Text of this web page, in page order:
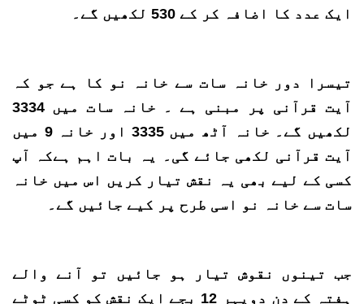
ایک عدد کا اضافہ کر کے 530 لکھیں گے۔
تیسرا دور خانہ سات سے خانہ نو کا ہے جو کہ
آیت قرآنی پر مبنی ہے ۔ خانہ سات میں 3334
لکھیں گے۔ خانہ آٹھ میں 3335 اور خانہ 9 میں
آیت قرآنی لکھی جائے گی۔ یہ بات اہم ہےکہ آپ
کسی کے لیے بھی یہ نقش تیار کریں اس میں خانہ
سات سے خانہ نو اسی طرح پر کیے جائیں گے۔
جب تینوں نقوش تیار ہو جائیں تو آنے والے
ہفتہ کے دن دوپہر 12 بجے ایک نقش کو کسی ٹوٹے